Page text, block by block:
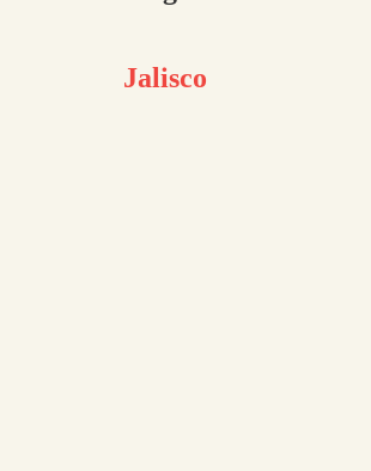
Jalisco